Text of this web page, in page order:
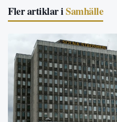
Fler artiklar iSamhälle